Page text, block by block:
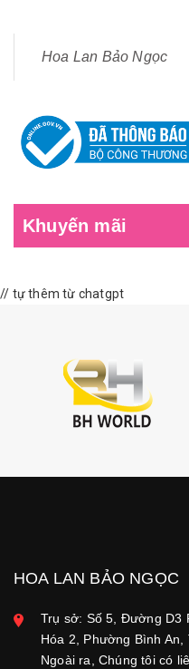
Hoa Lan Bảo Ngọc
Khuyến mãi
// tự thêm từ chatgpt
HOA LAN BẢO NGỌC
Trụ sở: Số 5, Đường D3
Hóa 2, Phường Bình
Ngoài ra, Chúng tôi có